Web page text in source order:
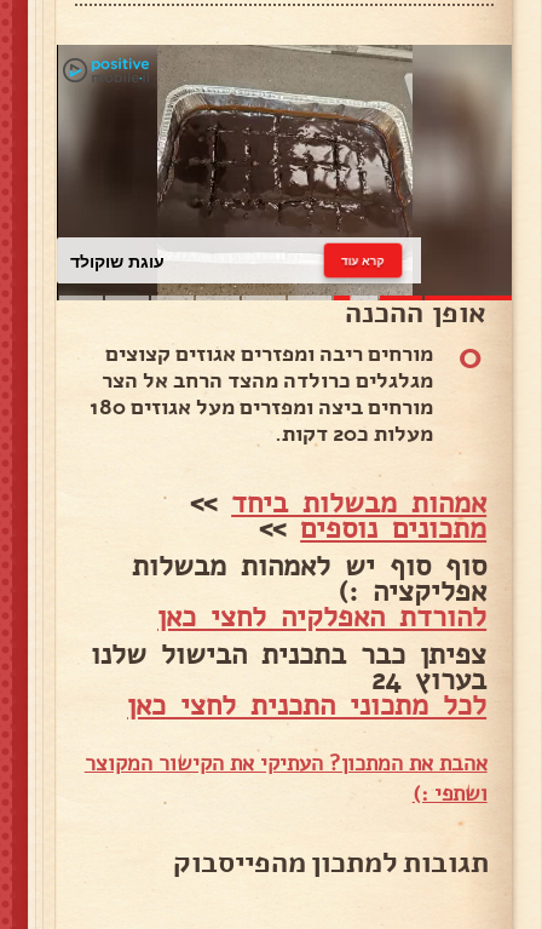
עוגת שוקולד קרא עוד
אופן ההכנה
0
מורחים ריבה ומפזרים אגוזים קצוצים
מגלגלים כרולדה מהצד הרחב אל הצר
מורחים ביצה ומפזרים מעל אגוזים 180
מעלות כ20 דקות.
אמהות מבשלות ביחד >>
מתכונים נוספים>>
סוף סוף יש לאמהות מבשלות
אפליקציה :)
להורדת האפלקיה לחצי כאן
צפיתן כבר בתכנית הבישול שלנו
בערוץ 24
לכל מתכוני התכנית לחצי כאן
אהבת את המתכון? העתיקי את הקישור המקוצר
ושתפי :)
תגובות למתכון מהפייסבוק